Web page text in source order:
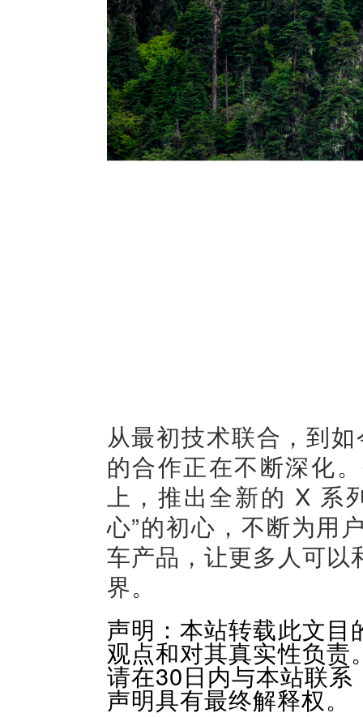
从最初技术联合，到
的合作正在不断深化
上，推出全新的 X 系
心”的初心，不断为用
车产品，让更多人可
界。
声明：本站转载此文
观点和对其真实性负
请在30日内与本站联
声明具有最终解释权。